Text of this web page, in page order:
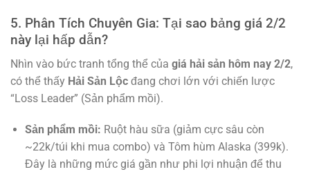
5. Phân Tích Chuyên Gia: Tại sao bảng giá 2/2
này lại hấp dẫn?
Nhìn vào bức tranh tổng thể của giá hải sản hôm nay 2/2,
có thể thấy Hải Sản Lộc đang chơi lớn với chiến lược
“Loss Leader” (Sản phẩm mồi).
Sản phẩm mồi: Ruột hàu sữa (giảm cực sâu còn
~22k/túi khi mua combo) và Tôm hùm Alaska (399k).
Đây là những mức giá gần như phi lợi nhuận để thu